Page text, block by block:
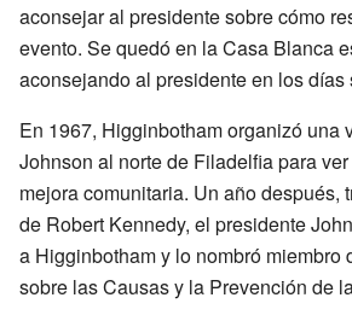
aconsejar al presidente sobre cómo
evento. Se quedó en la Casa Blanca
aconsejando al presidente en los días
En 1967, Higginbotham organizó una
Johnson al norte de Filadelfia para
mejora comunitaria. Un año después,
de Robert Kennedy, el presidente
a Higginbotham y lo nombró miembro
sobre las Causas y la Prevención de